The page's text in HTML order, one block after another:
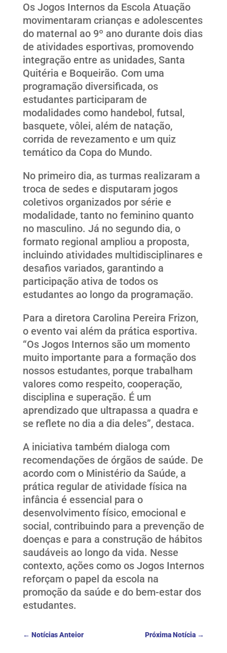
Os Jogos Internos da Escola Atuação
movimentaram crianças e adolescentes
do maternal ao 9º ano durante dois dias
de atividades esportivas, promovendo
integração entre as unidades, Santa
Quitéria e Boqueirão. Com uma
programação diversificada, os
estudantes participaram de
modalidades como handebol, futsal,
basquete, vôlei, além de natação,
corrida de revezamento e um quiz
temático da Copa do Mundo.
No primeiro dia, as turmas realizaram a
troca de sedes e disputaram jogos
coletivos organizados por série e
modalidade, tanto no feminino quanto
no masculino. Já no segundo dia, o
formato regional ampliou a proposta,
incluindo atividades multidisciplinares e
desafios variados, garantindo a
participação ativa de todos os
estudantes ao longo da programação.
Para a diretora Carolina Pereira Frizon,
o evento vai além da prática esportiva.
“Os Jogos Internos são um momento
muito importante para a formação dos
nossos estudantes, porque trabalham
valores como respeito, cooperação,
disciplina e superação. É um
aprendizado que ultrapassa a quadra e
se reflete no dia a dia deles”, destaca.
A iniciativa também dialoga com
recomendações de órgãos de saúde. De
acordo com o Ministério da Saúde, a
prática regular de atividade física na
infância é essencial para o
desenvolvimento físico, emocional e
social, contribuindo para a prevenção de
doenças e para a construção de hábitos
saudáveis ao longo da vida. Nesse
contexto, ações como os Jogos Internos
reforçam o papel da escola na
promoção da saúde e do bem-estar dos
estudantes.
← Notícias Anteior Próxima Notícia →